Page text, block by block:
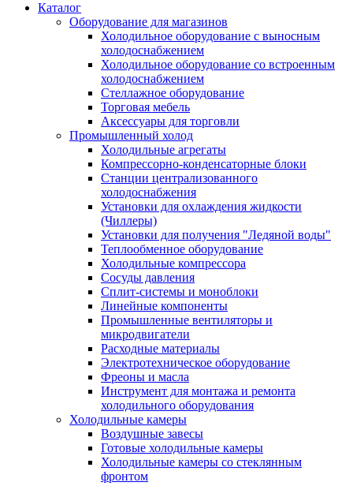
Каталог
Оборудование для магазинов
Холодильное оборудование с выносным
холодоснабжением
Холодильное оборудование со встроенным
холодоснабжением
Стеллажное оборудование
Торговая мебель
Аксессуары для торговли
Промышленный холод
Холодильные агрегаты
Компрессорно-конденсаторные блоки
Станции централизованного
холодоснабжения
Установки для охлаждения жидкости
(Чиллеры)
Установки для получения "Ледяной воды"
Теплообменное оборудование
Холодильные компрессора
Сосуды давления
Cплит-системы и моноблоки
Линейные компоненты
Промышленные вентиляторы и
микродвигатели
Расходные материалы
Электротехническое оборудование
Фреоны и масла
Инструмент для монтажа и ремонта
холодильного оборудования
Холодильные камеры
Воздушные завесы
Готовые холодильные камеры
Холодильные камеры со стеклянным
фронтом